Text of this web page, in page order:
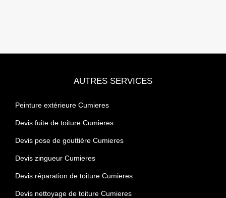
AUTRES SERVICES
Peinture extérieure Cumieres
Devis fuite de toiture Cumieres
Devis pose de gouttière Cumieres
Devis zingueur Cumieres
Devis réparation de toiture Cumieres
Devis nettoyage de toiture Cumieres